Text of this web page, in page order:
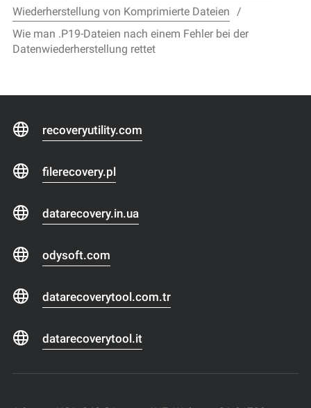
Wiederherstellung von Komprimierte Dateien
Wie man .P19-Dateien nach einem Fehler bei der
Datenwiederherstellung rettet
recoveryutility.com
filerecovery.pl
datarecovery.in.ua
odysoft.com
datarecoverytool.com.tr
datarecoverytool.it